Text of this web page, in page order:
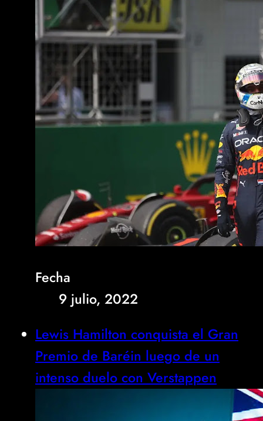
Fecha
9 julio, 2022
Lewis Hamilton conquista el Gran
Premio de Baréin luego de un
intenso duelo con Verstappen